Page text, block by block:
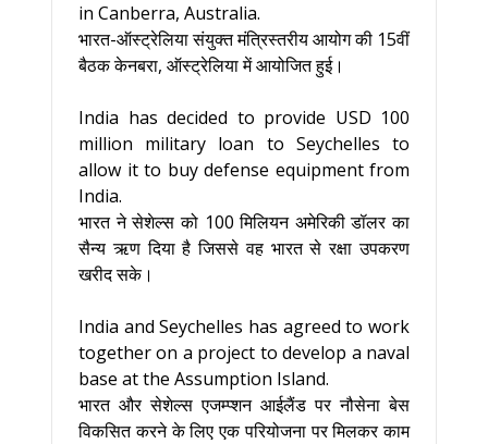
in Canberra, Australia.
भारत-ऑस्‍ट्रेलिया संयुक्‍त मंत्रिस्‍तरीय आयोग की 15वीं
बैठक केनबरा, ऑस्‍ट्रेलिया में आयोजित हुई।
India has decided to provide USD 100
million military loan to Seychelles to
allow it to buy defense equipment from
India.
भारत ने सेशेल्स को 100 मिलियन अमेरिकी डॉलर का
सैन्य ऋण दिया है जिससे वह भारत से रक्षा उपकरण
खरीद सके।
India and Seychelles has agreed to work
together on a project to develop a naval
base at the Assumption Island.
भारत और सेशेल्स एजम्प्शन आईलैंड पर नौसेना बेस
विकसित करने के लिए एक परियोजना पर मिलकर काम